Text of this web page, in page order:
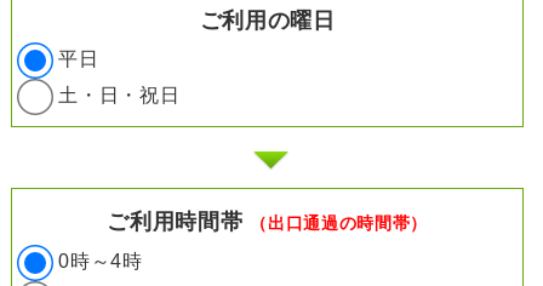
ご利用の曜日
平日
土・日・祝日
ご利用時間帯 （出口通過の時間帯）
0時～4時